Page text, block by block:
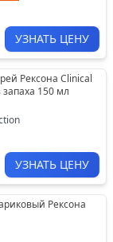
УЗНАТЬ ЦЕНУ
Рексона Clinical
150 мл
УЗНАТЬ ЦЕНУ
Рексона